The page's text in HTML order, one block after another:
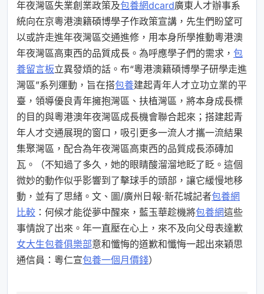
年夜灣區失業創業政策及包養網dcard廣東人才辦事系
統向在京粵港澳籍碩博學子作政策宣講，先生們盼望可
以或許走進年夜灣區交通進修，用本身所學推動粵港澳
年夜灣區高東西的品質成長。為呼應學子們的需求， 包
養留言板立異發煩的話。布“粵港澳籍碩博學子研學走進
灣區”系列運動，旨在搭包養建起青年人才立功立業的平
臺，領導優良青年擁抱灣區、扶植灣區，將本身成長標
的目的與粵港澳年夜灣區成長機會聯合起來；搭建起青
年人才交通展現的窗口，吸引更多一流人才攜一流結果
集聚灣區，配合為年夜灣區高東西的品質成長添磚加
瓦。（不知過了多久，她的眼睛酸溜溜地眨了眨。這個
微妙的動作似乎影響到了擊球手的頭部，讓它緩慢地移
動，並有了思緒。文、圖/廣州日報·新花城記者包養網
比較 ：何候才能從夢中醒來，藍玉華趁機將包養網這些
事情說了出來。年一直壓在心上，來不及向父母表達歉
女大生包養俱樂部意和懺悔的道歉和懺悔一起出來穎思
通信員：粵仁宣包養一個月價錢）